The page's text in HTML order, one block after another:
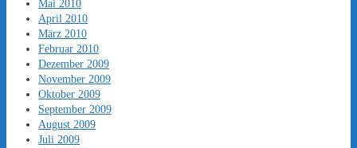
Mai 2010
April 2010
März 2010
Februar 2010
Dezember 2009
November 2009
Oktober 2009
September 2009
August 2009
Juli 2009